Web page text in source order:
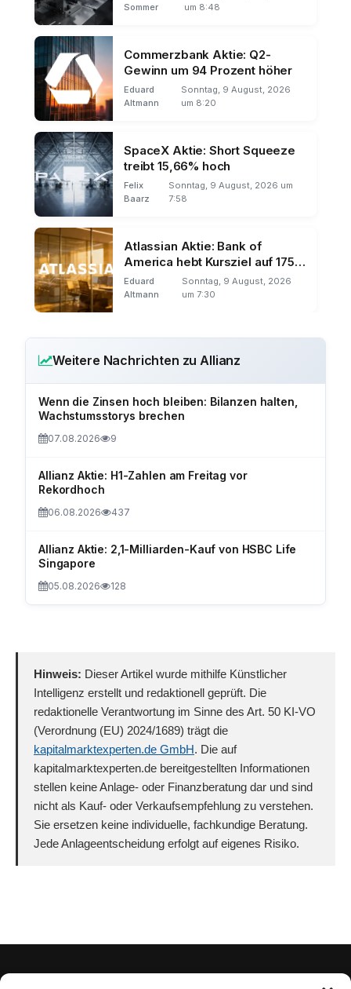
Sommer
um 8:48
Commerzbank Aktie: Q2-
Gewinn um 94 Prozent höher
Eduard
Altmann
Sonntag, 9 August, 2026
um 8:20
SpaceX Aktie: Short Squeeze
treibt 15,66% hoch
Felix
Baarz
Sonntag, 9 August, 2026 um
7:58
Atlassian Aktie: Bank of
America hebt Kursziel auf 175
Dollar
Eduard
Altmann
Sonntag, 9 August, 2026
um 7:30
Weitere Nachrichten zu Allianz
Wenn die Zinsen hoch bleiben: Bilanzen halten,
Wachstumsstorys brechen
07.08.2026 9
Allianz Aktie: H1-Zahlen am Freitag vor
Rekordhoch
06.08.2026 437
Allianz Aktie: 2,1-Milliarden-Kauf von HSBC Life
Singapore
05.08.2026 128
Hinweis: Dieser Artikel wurde mithilfe Künstlicher
Intelligenz erstellt und redaktionell geprüft. Die
redaktionelle Verantwortung im Sinne des Art. 50 KI-VO
(Verordnung (EU) 2024/1689) trägt die
kapitalmarktexperten.de GmbH. Die auf
kapitalmarktexperten.de bereitgestellten Informationen
stellen keine Anlage- oder Finanzberatung dar und sind
nicht als Kauf- oder Verkaufsempfehlung zu verstehen.
Sie ersetzen keine individuelle, fachkundige Beratung.
Jede Anlageentscheidung erfolgt auf eigenes Risiko.